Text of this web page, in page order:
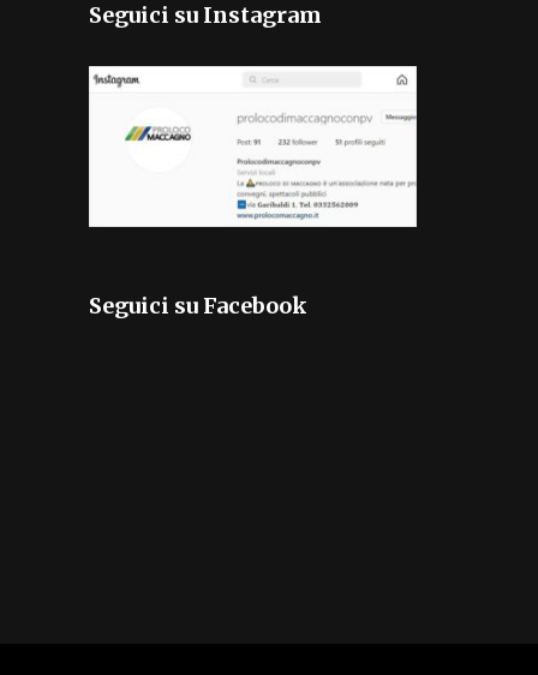
Seguici su Instagram
Seguici su Facebook